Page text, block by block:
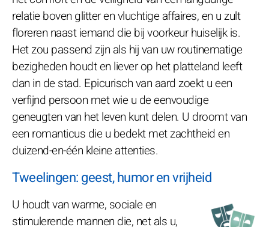
relatie boven glitter en vluchtige affaires, en u zult
floreren naast iemand die bij voorkeur huiselijk is.
Het zou passend zijn als hij van uw routinematige
bezigheden houdt en liever op het platteland leeft
dan in de stad. Epicurisch van aard zoekt u een
verfijnd persoon met wie u de eenvoudige
geneugten van het leven kunt delen. U droomt van
een romanticus die u bedekt met zachtheid en
duizend-en-één kleine attenties.
Tweelingen: geest, humor en vrijheid
U houdt van warme, sociale en
stimulerende mannen die, net als u,